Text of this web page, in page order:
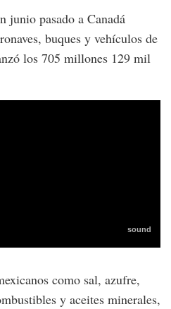
junio pasado a Canadá
buques y vehículos de
los 705 millones 129 mil
como sal, azufre,
y aceites minerales,